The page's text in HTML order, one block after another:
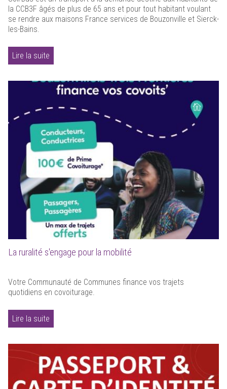
la CCB3F âgés de plus de 65 ans et pour tout habitant voulant
se rendre aux maisons France services de Bouzonville et Sierck-
les-Bains.
Lire la suite
La ruralité s'engage pour la mobilité
Votre Communauté de Communes finance vos trajets
quotidiens en covoiturage.
Lire la suite